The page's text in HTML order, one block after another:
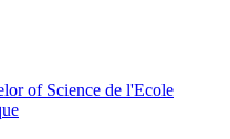
of Science de l'Ecole